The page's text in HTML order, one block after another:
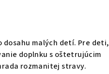
malých detí. Pre deti,
doplnku s oštetrujúcim
rozmanitej stravy.